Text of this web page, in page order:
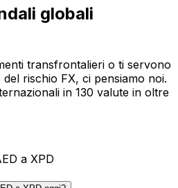
globali
transfrontalieri o ti servono
rischio FX, ci pensiamo noi.
in 130 valute in oltre
a XPD